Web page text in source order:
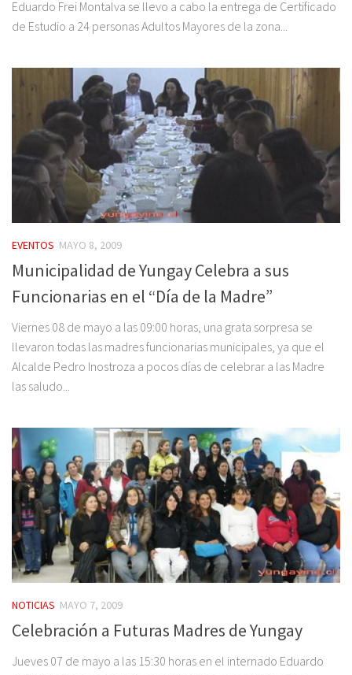
Eduardo Frei Montalva se llevo a cabo la entrega de Certificado
de Estudio a 24 personas Adultos Mayores de la zona...
EVENTOS MAYO 8, 2009
Municipalidad de Yungay Celebra a sus
Funcionarias en el “Día de la Madre”
Viernes 08 de mayo a las 09:00 horas, una grata sorpresa se
llevaron todas las madres funcionarias municipales, ya que el
Alcalde Pedro Inostroza a pocos días de celebrar a las Madre
las saludo...
NOTICIAS MAYO 7, 2009
Celebración a Futuras Madres de Yungay
Jueves 07 de mayo a las 15:30 horas en el internado Eduardo